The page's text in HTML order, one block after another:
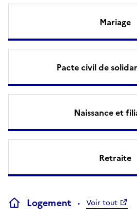
Mariage
Pacte civil de
Naissance et
Retraite
Logement Voir tout